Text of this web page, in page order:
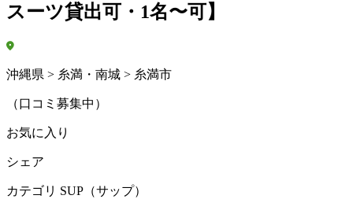
スーツ貸出可・1名〜可】
沖縄県 > 糸満・南城 > 糸満市
（口コミ募集中）
お気に入り
シェア
カテゴリ SUP（サップ）